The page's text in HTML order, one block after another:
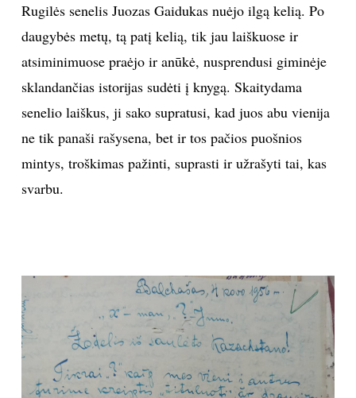
ISTORIJA
KNYGOS
INTERJERAS
VIRTUVĖ
VAIKAI
NELAIMĖS
KONTAKTAI
Rugilės senelis Juozas Gaidukas nuėjo ilgą kelią. Po
daugybės metų, tą patį kelią, tik jau laiškuose ir
atsiminimuose praėjo ir anūkė, nusprendusi giminėje
sklandančias istorijas sudėti į knygą. Skaitydama
senelio laiškus, ji sako supratusi, kad juos abu vienija
ne tik panaši rašysena, bet ir tos pačios puošnios
mintys, troškimas pažinti, suprasti ir užrašyti tai, kas
svarbu.